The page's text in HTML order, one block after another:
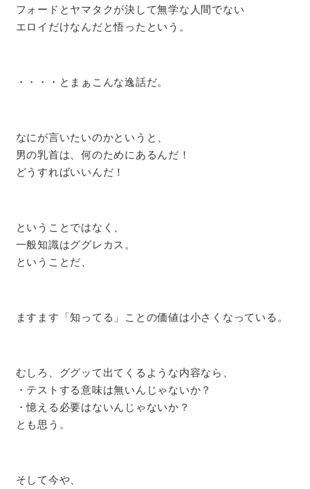
フォードとヤマタクが決して無学な人間でない
エロイだけなんだと悟ったという。
・・・・とまぁこんな逸話だ。
なにが言いたいのかというと、
男の乳首は、何のためにあるんだ！
どうすればいいんだ！
ということではなく、
一般知識はググレカス。
ということだ、
ますます「知ってる」ことの価値は小さくなっている。
むしろ、ググッて出てくるような内容なら、
・テストする意味は無いんじゃないか？
・憶える必要はないんじゃないか？
とも思う。
そして今や、